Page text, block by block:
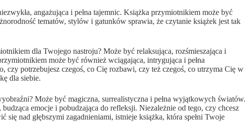
angażująca i pełna tajemnic. Książka przymiotnikiem może być
tematów, stylów i gatunków sprawia, że czytanie książek jest tak
dla Twojego nastroju? Może być relaksująca, rozśmieszająca i
może być również wciągająca, intrygująca i pełna
potrzebujesz czegoś, co Cię rozbawi, czy też czegoś, co utrzyma Cię w
dla siebie.
Może być magiczna, surrealistyczna i pełna wyjątkowych światów.
emocje i pobudzająca do refleksji. Niezależnie od tego, czy chcesz
się nad głębszymi zagadnieniami, istnieje książka, która spełni Twoje